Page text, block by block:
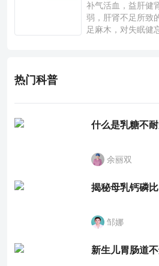
补气活血，益肝健
弱，肝肾不足所致
足麻木，对失眠健
热门科普
余丽双
揭秘母乳钙磷
邹娜
新生儿胃肠道